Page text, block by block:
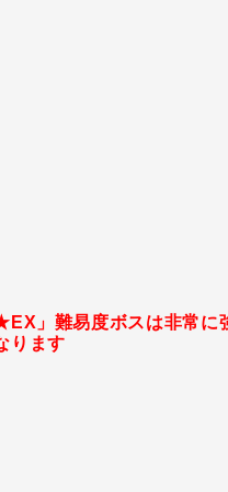
度ボスは非常に強
ります